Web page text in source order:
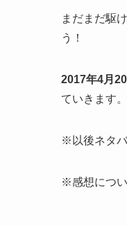
まだまだ駆
う！
2017年4月
ていきます。
※以後ネタ
※感想につい